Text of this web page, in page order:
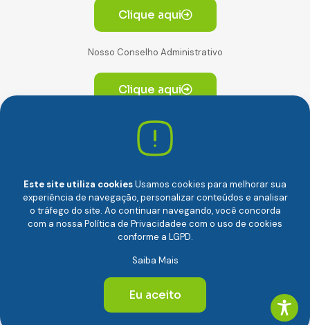
Clique aqui
Nosso Conselho Administrativo
Clique aqui
Av. Paulista, 2064. Conjunto 14, (Edifício Paulista) -
CEP 01310-928 Consolação – São Paulo/SP
Câmara Brasileira da Economia Digital (camara-e.net) |
Este site utiliza cookiesUsamos cookies para melhorar sua
experiência de navegação, personalizar conteúdos e analisar
o tráfego do site. Ao continuar navegando, você concorda
com a nossa Política de Privacidadee com o uso de cookies
conforme a LGPD.
Saiba Mais
Eu aceito